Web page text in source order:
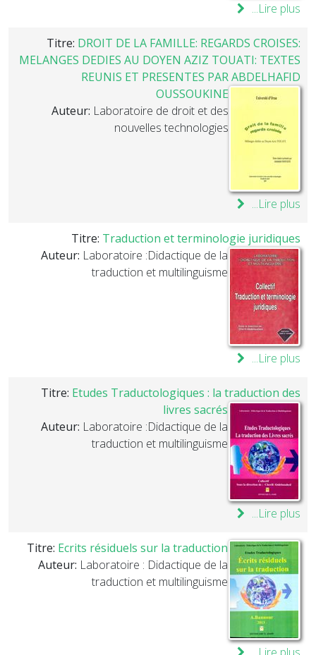
Lire plus...
Titre: DROIT DE LA FAMILLE: REGARDS CROISES:
MELANGES DEDIES AU DOYEN AZIZ TOUATI: TEXTES
REUNIS ET PRESENTES PAR ABDELHAFID
OUSSOUKINE
Auteur: Laboratoire de droit et des
nouvelles technologies
Lire plus...
Titre: Traduction et terminologie juridiques
Auteur: Laboratoire :Didactique de la
traduction et multilinguisme
Lire plus...
Titre: Etudes Traductologiques : la traduction des
livres sacrés
Auteur: Laboratoire :Didactique de la
traduction et multilinguisme
Lire plus...
Titre: Ecrits résiduels sur la traduction
Auteur: Laboratoire : Didactique de la
traduction et multilinguisme